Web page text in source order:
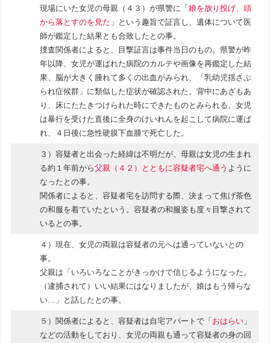
現場にいた女児の母親（４３）が県警に「 娘を放り投げ、頭
から落とすのを見た 」という趣旨で証言し、遺体について医
師が鑑定した結果とも合致したとの事。
捜査関係者によると、目撃証言は事件当日のもの。県警が昨
年以降、女児が運ばれた病院のカルテや画像を再鑑定した結
果、脳が大きく腫れて多くの出血がみられ、「乳幼児揺さぶ
られ症候群」に類似した症状が確認された。背中にあざもあ
り、床にたたきつけられた時にできたものとみられる。女児
は暴行を受けた直後に全身のけいれんを起こして病院に運ば
れ、４日後に急性硬膜下血腫で死亡した。
３）容疑者と出会った経緯は不明だが、母親は女児の生まれ
る約１年前から父親（４２）とともに容疑者宅へ通う ように
なったとの事。
関係者によると、容疑者宅を訪問する際、決まって焦げ茶色
の和服を着ていたという。容疑者の和服姿も度々目撃されて
いるとの事。
４）現在、女児の両親は容疑者の元へは通っていないとの
事。
父親は「いろいろなことがきっかけで信じるようになった。
（逮捕されて）いい結果にはなりましたが、娘はもう帰らな
い…」と話したとの事。
５）関係者によると、容疑者は自宅アパートで「 おはらい」
などの活動をしており、女児の両親も通って容疑者の身の回